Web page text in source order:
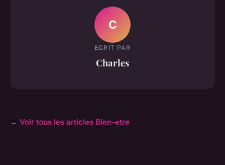
C
ECRIT PAR
Charles
← Voir tous les articles Bien-etre